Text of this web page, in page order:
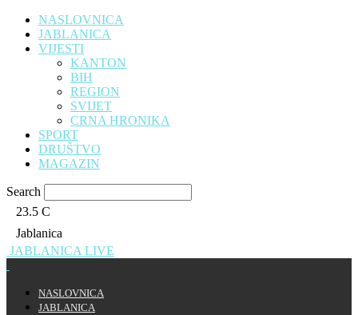
NASLOVNICA
JABLANICA
VIJESTI
KANTON
BIH
REGION
SVIJET
CRNA HRONIKA
SPORT
DRUŠTVO
MAGAZIN
Search
23.5 C
Jablanica
JABLANICA LIVE
NASLOVNICA
JABLANICA